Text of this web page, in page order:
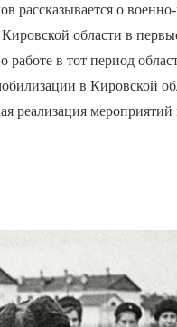
рассказывается о
области в
в тот период
в Кировской
реализация